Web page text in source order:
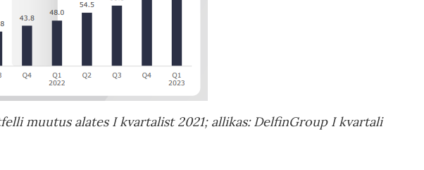
muutus alates I kvartalist 2021; allikas: DelfinGroup I kvartali